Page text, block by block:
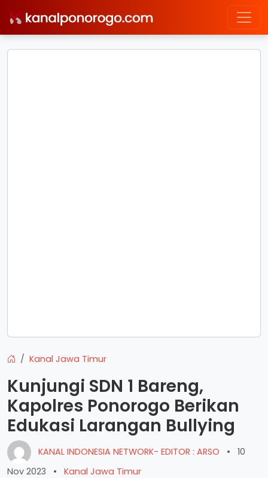
Kanal Jawa Timur
Kunjungi SDN 1 Bareng,
Kapolres Ponorogo Berikan
Edukasi Larangan Bullying
KANAL INDONESIA NETWORK- EDITOR : ARSO •
10
Nov 2023
• Kanal Jawa Timur